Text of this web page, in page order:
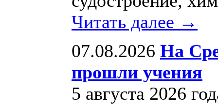
Читать далее →
07.08.2026 На
прошли учения
5 августа 2026